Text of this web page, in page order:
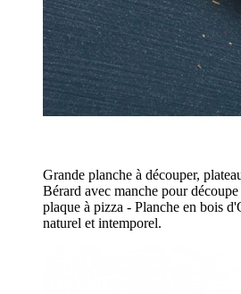
Grande planche à découper,
Bérard avec manche pour
plaque à pizza - Planche en bois
naturel et intemporel.